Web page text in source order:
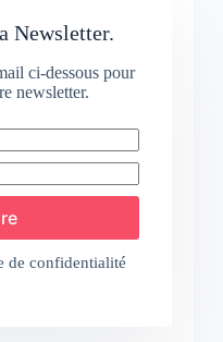
Newsletter.
ci-dessous pour
newsletter.
de confidentialité